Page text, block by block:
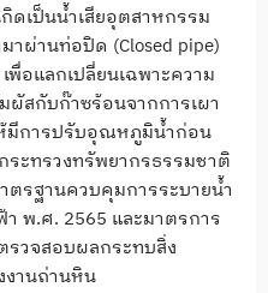
ดเป็นน้ำเสียอุตสาหกรรม
าผ่านท่อปิด (Closed pipe)
พื่อแลกเปลี่ยนเฉพาะความ
ผัสกับก๊าซร้อนจากการเผา
มีการปรับอุณหภูมิน้ำก่อน
ะทรวงทรัพยากรธรรมชาติ
ตรฐานควบคุมการระบายน้ำ
พ.ศ. 2565 และมาตรการ
วจสอบผลกระทบสิ่ง
งานถ่านหิน